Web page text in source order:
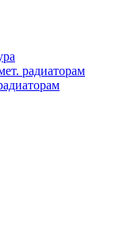
радиаторам